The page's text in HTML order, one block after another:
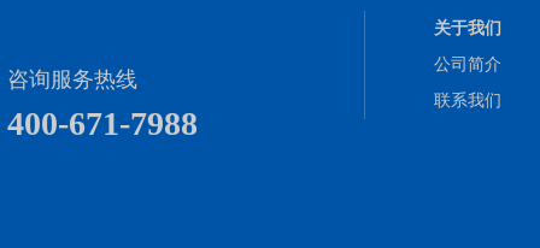
咨询服务热线
400-671-7988
关于我们
公司简介
联系我们